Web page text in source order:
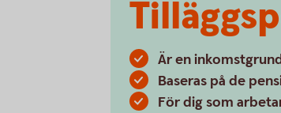
Är en
Baseras på de
För dig som